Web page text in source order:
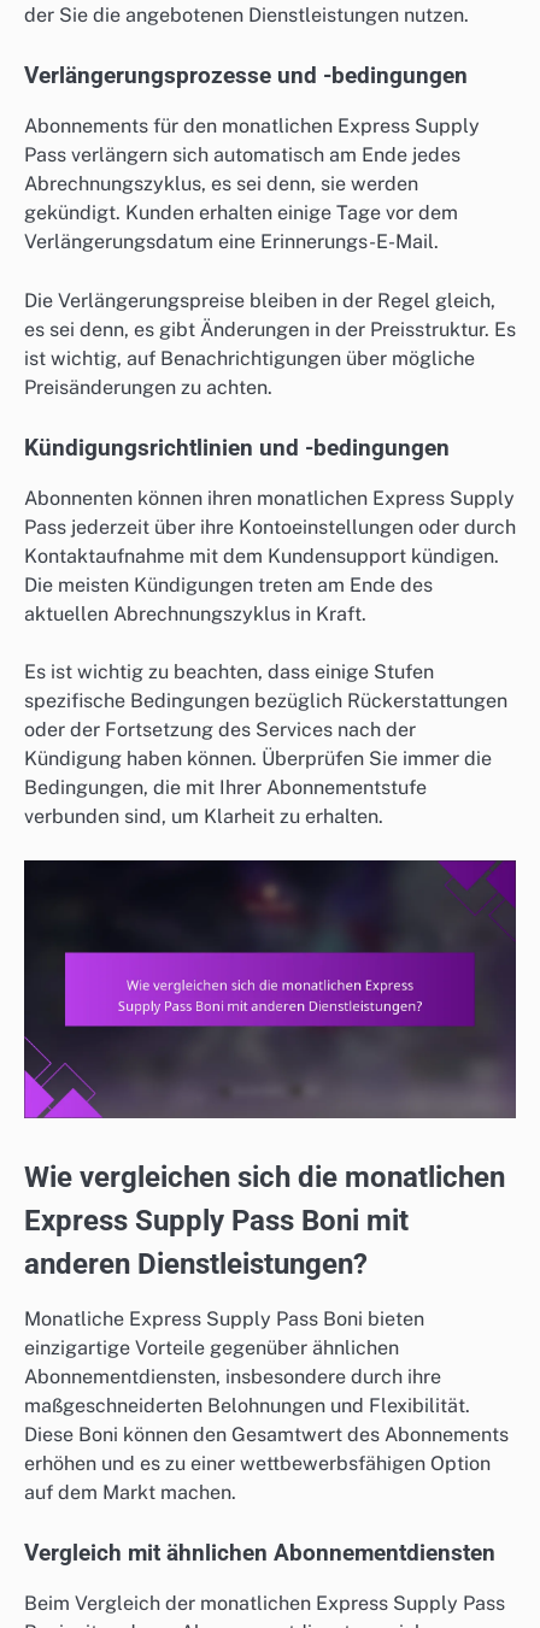
der Sie die angebotenen Dienstleistungen nutzen.
Verlängerungsprozesse und -bedingungen
Abonnements für den monatlichen Express Supply
Pass verlängern sich automatisch am Ende jedes
Abrechnungszyklus, es sei denn, sie werden
gekündigt. Kunden erhalten einige Tage vor dem
Verlängerungsdatum eine Erinnerungs-E-Mail.
Die Verlängerungspreise bleiben in der Regel gleich,
es sei denn, es gibt Änderungen in der Preisstruktur. Es
ist wichtig, auf Benachrichtigungen über mögliche
Preisänderungen zu achten.
Kündigungsrichtlinien und -bedingungen
Abonnenten können ihren monatlichen Express Supply
Pass jederzeit über ihre Kontoeinstellungen oder durch
Kontaktaufnahme mit dem Kundensupport kündigen.
Die meisten Kündigungen treten am Ende des
aktuellen Abrechnungszyklus in Kraft.
Es ist wichtig zu beachten, dass einige Stufen
spezifische Bedingungen bezüglich Rückerstattungen
oder der Fortsetzung des Services nach der
Kündigung haben können. Überprüfen Sie immer die
Bedingungen, die mit Ihrer Abonnementstufe
verbunden sind, um Klarheit zu erhalten.
Wie vergleichen sich die monatlichen
Express Supply Pass Boni mit
anderen Dienstleistungen?
Monatliche Express Supply Pass Boni bieten
einzigartige Vorteile gegenüber ähnlichen
Abonnementdiensten, insbesondere durch ihre
maßgeschneiderten Belohnungen und Flexibilität.
Diese Boni können den Gesamtwert des Abonnements
erhöhen und es zu einer wettbewerbsfähigen Option
auf dem Markt machen.
Vergleich mit ähnlichen Abonnementdiensten
Beim Vergleich der monatlichen Express Supply Pass